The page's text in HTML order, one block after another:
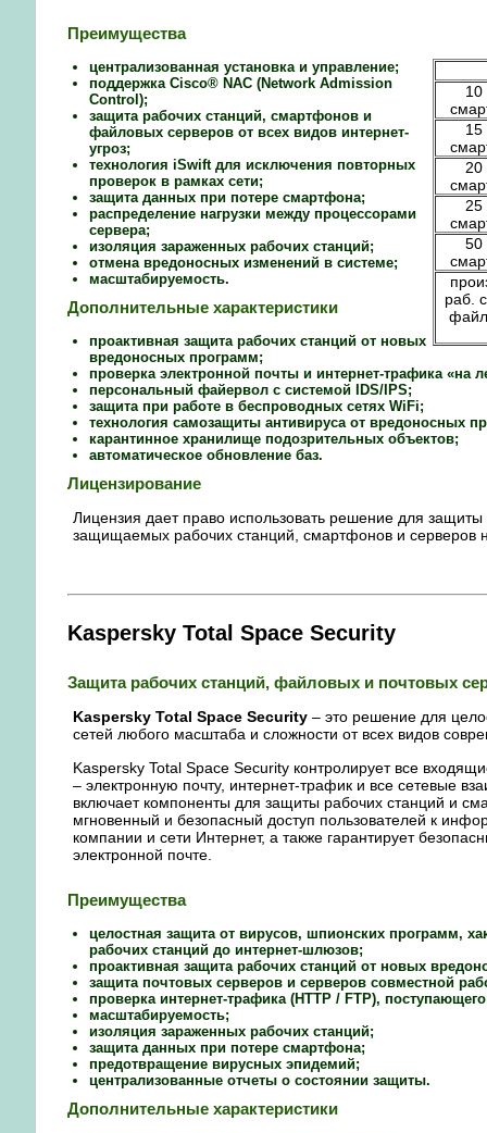
Преимущества
10
15
20
25
50
раб.
централизованная установка и управление;
поддержка Cisco® NAC (Network Admission
Control);
защита рабочих станций, смартфонов и
файловых серверов от всех видов интернет-
угроз;
технология iSwift для исключения повторных
проверок в рамках сети;
защита данных при потере смартфона;
распределение нагрузки между процессорами
сервера;
изоляция зараженных рабочих станций;
отмена вредоносных изменений в системе;
масштабируемость.
Дополнительные характеристики
проактивная защита рабочих станций от новых
вредоносных программ;
проверка электронной почты и интернет-трафика «на
персональный файервол с системой IDS/IPS;
защита при работе в беспроводных сетях WiFi;
технология самозащиты антивируса от вредоносных
карантинное хранилище подозрительных объектов;
автоматическое обновление баз.
Лицензирование
Лицензия дает право использовать решение для
защищаемых рабочих станций, смартфонов и серверов
Kaspersky Total Space Security
Защита рабочих станций, файловых и почтовых
Kaspersky Total Space Security– это решение для
сетей любого масштаба и сложности от всех видов
Kaspersky Total Space Security контролирует все
– электронную почту, интернет-трафик и все сетевые
включает компоненты для защиты рабочих станций и
мгновенный и безопасный доступ пользователей к
компании и сети Интернет, а также гарантирует
электронной почте.
Преимущества
целостная защита от вирусов, шпионских программ,
рабочих станций до интернет-шлюзов;
проактивная защита рабочих станций от новых
защита почтовых серверов и серверов совместной
проверка интернет-трафика (HTTP / FTP),
масштабируемость;
изоляция зараженных рабочих станций;
защита данных при потере смартфона;
предотвращение вирусных эпидемий;
централизованные отчеты о состоянии защиты.
Дополнительные характеристики